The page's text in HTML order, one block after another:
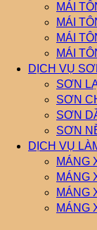
MÁI
MÁI
MÁI
MÁI
DỊCH VỤ
SƠN
SƠN
SƠN
SƠN
DỊCH VỤ
MÁNG
MÁNG
MÁNG
MÁNG